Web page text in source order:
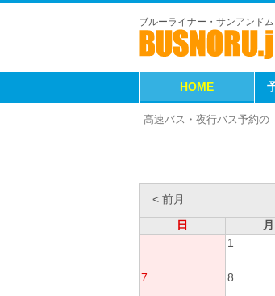
ブルーライナー・サンアンド
HOME
高速バス・夜行バス予約の
< 前月
日
月
1
7 8